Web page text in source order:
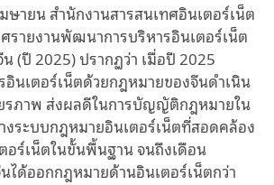
ษายน สำนักงานสารสนเทศอินเตอร์เน็ต
รายงานพัฒนาการบริหารอินเตอร์เน็ต
(ปี 2025) ปรากฏว่า เมื่อปี 2025
อินเตอร์เน็ตด้วยกฎหมายของจีนดำเนิน
รภาพ ส่งผลดีในการบัญญัติกฎหมายใน
ระบบกฎหมายอินเตอร์เน็ตที่สอดคล้อง
ร์เน็ตในขั้นพื้นฐาน จนถึงเดือน
ได้ออกกฎหมายด้านอินเตอร์เน็ตกว่า